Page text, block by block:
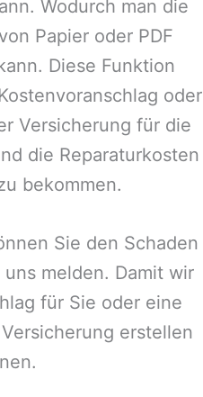
Wodurch man die
Papier oder PDF
Diese Funktion
oder
Versicherung für die
die Reparaturkosten
bekommen.
Sie den Schaden
melden. Damit wir
für Sie oder eine
erstellen